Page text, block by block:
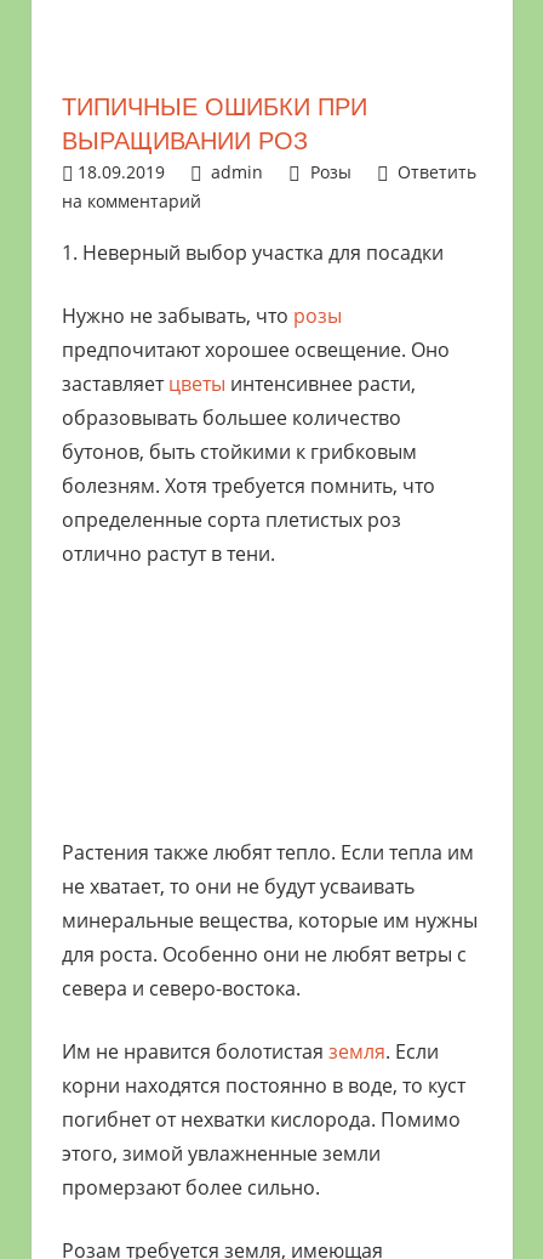
Поможем
обустройстве
дачного
участка
выращивании
урожая.
ТИПИЧНЫЕ ОШИБКИ ПРИ
ВЫРАЩИВАНИИ РОЗ
18.09.2019 admin Розы
Ответить
на комментарий
1. Неверный выбор участка для посадки
Нужно не забывать, что розы
предпочитают хорошее освещение. Оно
заставляетцветы интенсивнее расти,
образовывать большее количество
бутонов, быть стойкими к грибковым
болезням. Хотя требуется помнить, что
определенные сорта плетистых роз
отлично растут в тени.
Растения также любят тепло. Если тепла им
не хватает, то они не будут усваивать
минеральные вещества, которые им нужны
для роста. Особенно они не любят ветры с
севера и северо-востока.
Им не нравится болотистая земля. Если
корни находятся постоянно в воде, то куст
погибнет от нехватки кислорода. Помимо
этого, зимой увлажненные земли
промерзают более сильно.
Розам требуется земля, имеющая